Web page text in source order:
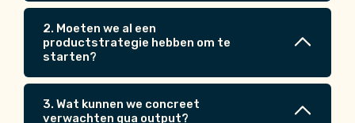
Consulting is een doorlopende begeleiding,
workshops zijn intensieve interventies.
Onze workshops zijn ontworpen als krachtige co-
creatiesessies met een helder doel: richting geven,
versnellen en draagvlak creëren in korte tijd. Consulting
2. Moeten we al een
productstrategie hebben om te
starten?
Nee, we starten waar jullie staan.
Of je nu een
3. Wat kunnen we concreet
verwachten qua output?